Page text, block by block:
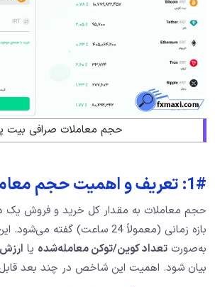
حجم معاملات صرافی بیت
1#: تعریف و اهمیت حجم معاملات
حجم معاملات به مقدار کل خرید و فروش یک
بازه زمانی (معمولاً 24 ساعت)
به‌صورت تعداد کوین/توکن معامله‌شده یا
بیان شود. اهمیت این شاخص در چند بعد